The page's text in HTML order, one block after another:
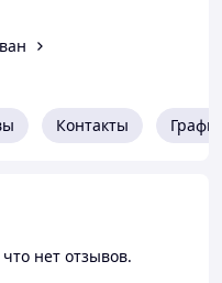
Контакты
нет отзывов.